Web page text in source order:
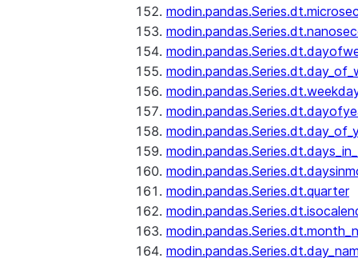
modin.pandas.Series.dt.quarter